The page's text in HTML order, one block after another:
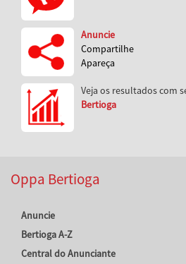
Anuncie
Compartilhe
Apareça
Veja os resultados com
Bertioga
Oppa Bertioga
Anuncie
Bertioga A-Z
Central do Anunciante